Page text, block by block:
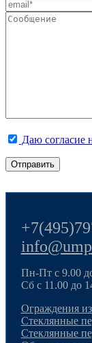
Даю согласие
Пн-Пт с 9.00
Сб с 11.00 до
Ограждения
Стеклянные
Стеклянные